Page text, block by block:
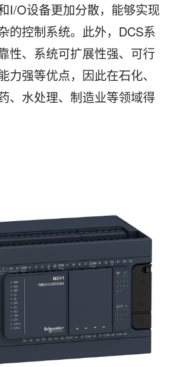
I/O设备更加分散，能够实现
的控制系统。此外，DCS系
性、系统可扩展性强、可行
力强等优点，因此在石化、
、水处理、制造业等领域得